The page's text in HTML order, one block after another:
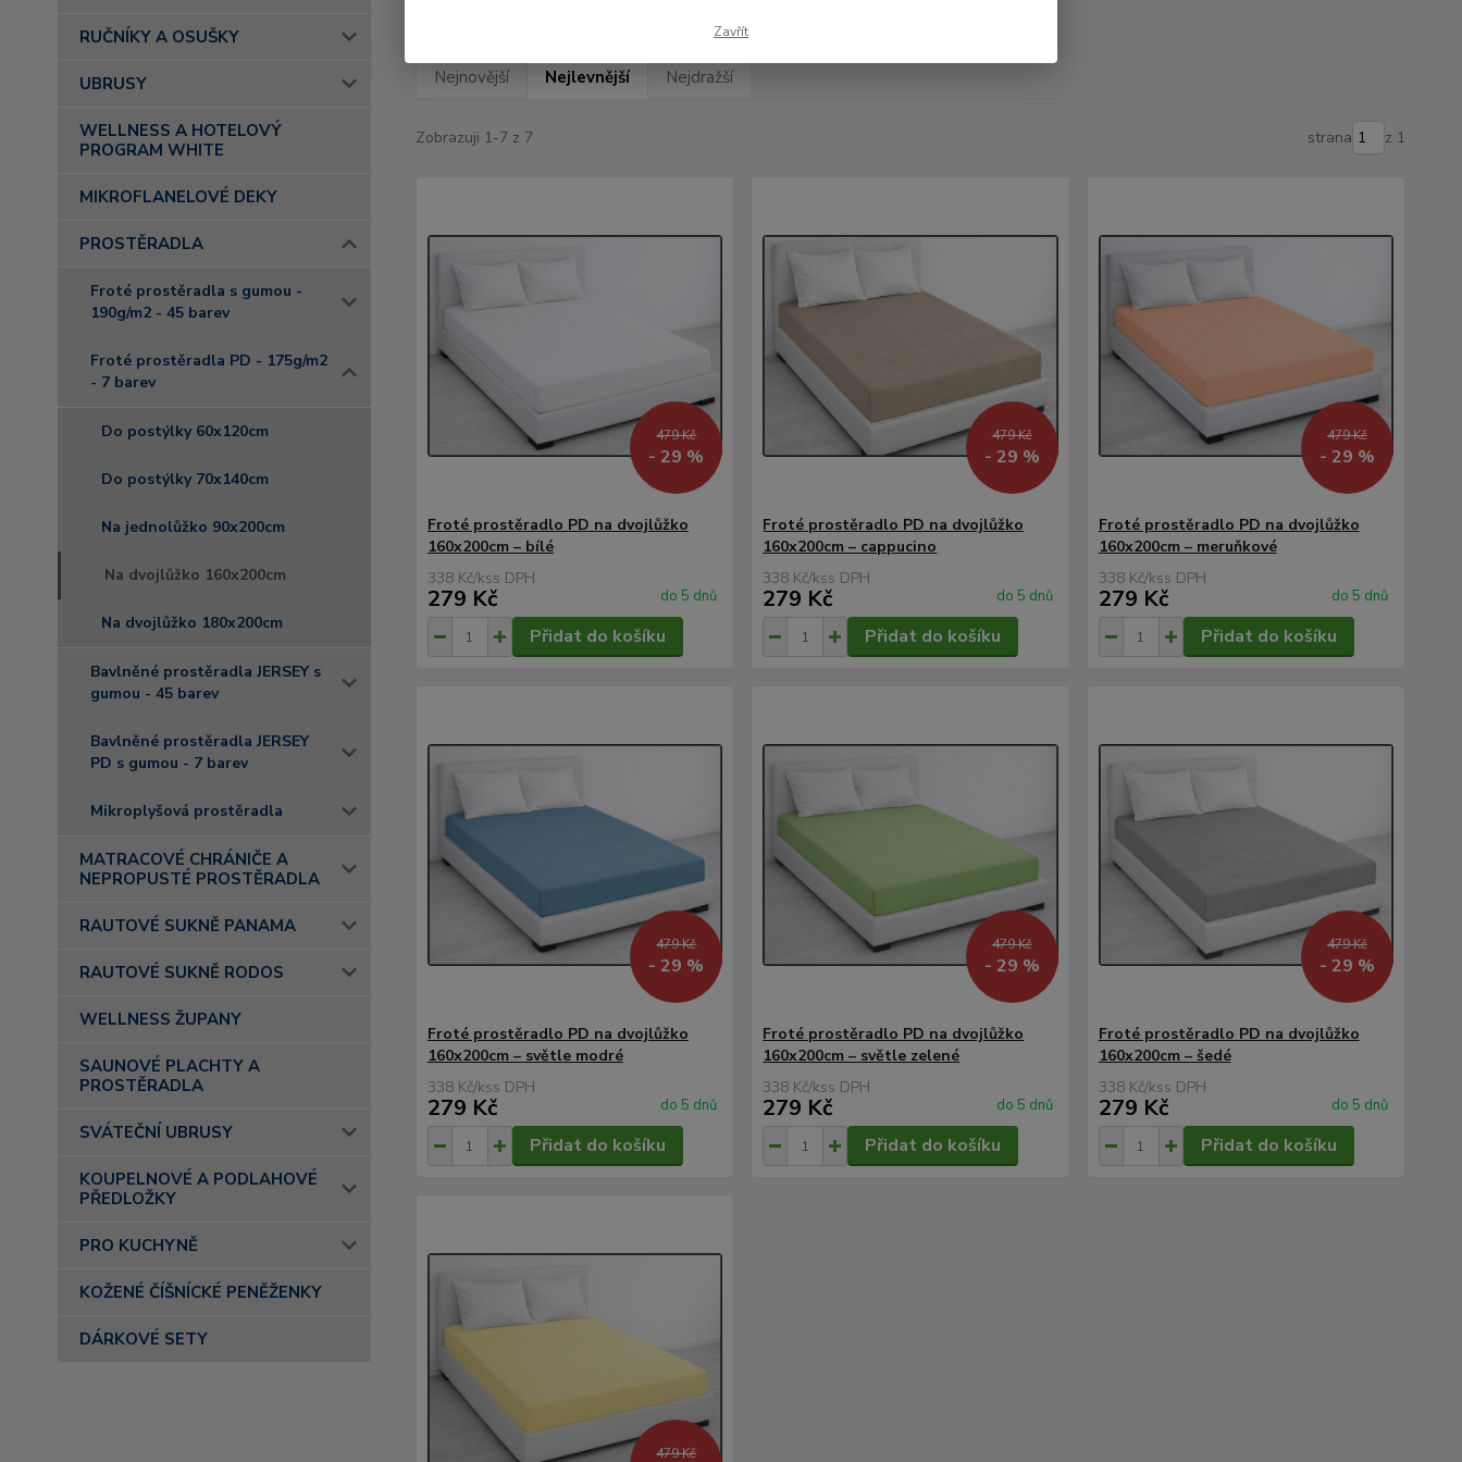
RUČNÍKY A OSUŠKY
UBRUSY
WELLNESS A HOTELOVÝ
PROGRAM WHITE
MIKROFLANELOVÉ DEKY
PROSTĚRADLA
Froté prostěradla s gumou -
190g/m2 - 45 barev
Froté prostěradla PD - 175g/m2
- 7 barev
Do postýlky 60x120cm
Do postýlky 70x140cm
Na jednolůžko 90x200cm
Na dvojlůžko 160x200cm
Na dvojlůžko 180x200cm
Bavlněné prostěradla JERSEY s
gumou - 45 barev
Bavlněné prostěradla JERSEY
PD s gumou - 7 barev
Mikroplyšová prostěradla
MATRACOVÉ CHRÁNIČE A
NEPROPUSTÉ PROSTĚRADLA
RAUTOVÉ SUKNĚ PANAMA
RAUTOVÉ SUKNĚ RODOS
WELLNESS ŽUPANY
SAUNOVÉ PLACHTY A
PROSTĚRADLA
SVÁTEČNÍ UBRUSY
KOUPELNOVÉ A PODLAHOVÉ
PŘEDLOŽKY
PRO KUCHYNĚ
KOŽENÉ ČÍŠNÍCKÉ PENĚŽENKY
DÁRKOVÉ SETY
Nejnovější Nejlevnější Nejdražší
Zobrazuji 1-7 z 7 strana z 1
479 Kč
- 29 %
Froté prostěradlo PD na dvojlůžko
160x200cm – bílé
338 Kč/ks
279 Kč do 5 dnů
Přidat do košíku
479 Kč
- 29 %
Froté prostěradlo PD na dvojlůžko
160x200cm – cappucino
338 Kč/ks
279 Kč do 5 dnů
Přidat do košíku
479 Kč
- 29 %
Froté prostěradlo PD na dvojlůžko
160x200cm – meruňkové
338 Kč/ks
279 Kč do 5 dnů
Přidat do košíku
479 Kč
- 29 %
Froté prostěradlo PD na dvojlůžko
160x200cm – světle modré
338 Kč/ks
279 Kč do 5 dnů
Přidat do košíku
479 Kč
- 29 %
Froté prostěradlo PD na dvojlůžko
160x200cm – světle zelené
338 Kč/ks
279 Kč do 5 dnů
Přidat do košíku
479 Kč
- 29 %
Froté prostěradlo PD na dvojlůžko
160x200cm – šedé
338 Kč/ks
279 Kč do 5 dnů
Přidat do košíku
479 Kč
Zavřít